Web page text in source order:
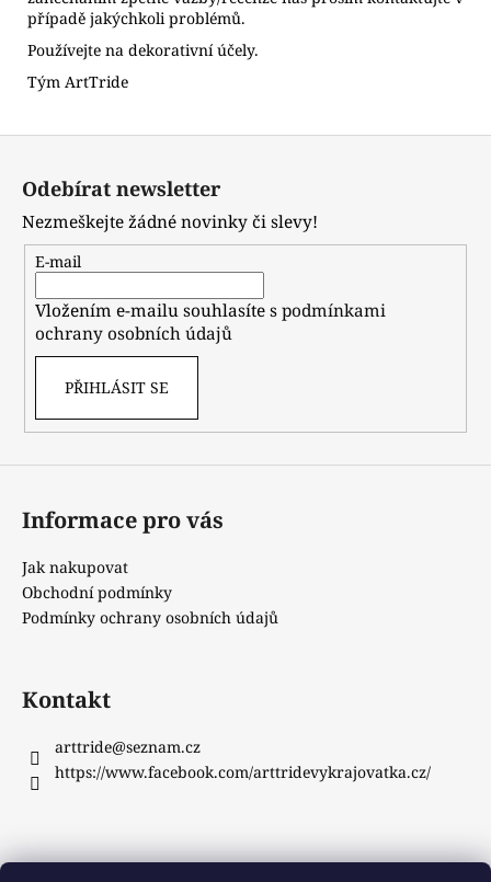
případě jakýchkoli problémů.
Používejte na dekorativní účely.
Tým ArtTride
Odebírat newsletter
Nezmeškejte žádné novinky či slevy!
E-mail
Vložením e-mailu souhlasíte spodmínkami
ochrany osobních údajů
PŘIHLÁSIT SE
Informace pro vás
Jak nakupovat
Obchodní podmínky
Podmínky ochrany osobních údajů
Kontakt
arttride@seznam.cz
https://www.facebook.com/arttridevykrajovatka.cz/